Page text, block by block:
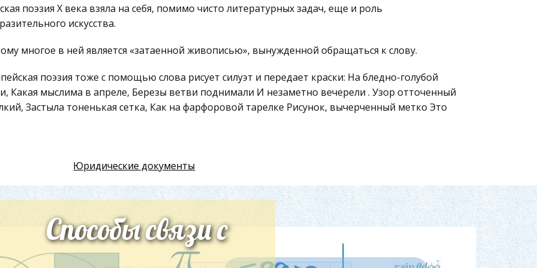
поэзия Х века взяла на себя, помимо чисто литературных задач, еще и роль
искусства.
многое в ней является «затаенной живописью», вынужденной обращаться к слову.
поэзия тоже с помощью слова рисует силуэт и передает краски: На бледно-голубой
Какая мыслима в апреле, Березы ветви поднимали И незаметно вечерели . Узор отточенный
Застыла тоненькая сетка, Как на фарфоровой тарелке Рисунок, вычерченный метко Это
пейзаж - лишь повод для размышления о мире, сотворенном Богом, и произведении
начало присуще и эпосу.
живописи в слове обладал О. де Бальзак, ваяния - И.А. Гончаров. Порой
в эпических произведениях выражается еще более опосредованно, чем в
Юридические документы
Способы связи с